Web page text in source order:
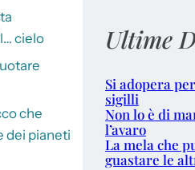
cielo
che
dei pianeti
Ultime
Si adopera
sigilli
Non lo è di
l’avaro
La mela che
guastare le